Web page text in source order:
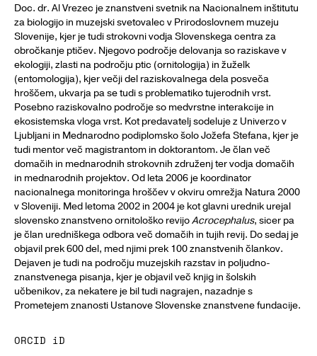
Doc. dr. Al Vrezec je znanstveni svetnik na Nacionalnem inštitutu
za biologijo in muzejski svetovalec v Prirodoslovnem muzeju
Slovenije, kjer je tudi strokovni vodja Slovenskega centra za
obročkanje ptičev. Njegovo področje delovanja so raziskave v
ekologiji, zlasti na področju ptic (ornitologija) in žuželk
(entomologija), kjer večji del raziskovalnega dela posveča
hroščem, ukvarja pa se tudi s problematiko tujerodnih vrst.
Posebno raziskovalno področje so medvrstne interakcije in
ekosistemska vloga vrst. Kot predavatelj sodeluje z Univerzo v
Ljubljani in Mednarodno podiplomsko šolo Jožefa Stefana, kjer je
tudi mentor več magistrantom in doktorantom. Je član več
domačih in mednarodnih strokovnih združenj ter vodja domačih
in mednarodnih projektov. Od leta 2006 je koordinator
nacionalnega monitoringa hroščev v okviru omrežja Natura 2000
v Sloveniji. Med letoma 2002 in 2004 je kot glavni urednik urejal
slovensko znanstveno ornitološko revijoAcrocephalus, sicer pa
je član uredniškega odbora več domačih in tujih revij. Do sedaj je
objavil prek 600 del, med njimi prek 100 znanstvenih člankov.
Dejaven je tudi na področju muzejskih razstav in poljudno-
znanstvenega pisanja, kjer je objavil več knjig in šolskih
učbenikov, za nekatere je bil tudi nagrajen, nazadnje s
Prometejem znanosti Ustanove Slovenske znanstvene fundacije.
ORCID iD